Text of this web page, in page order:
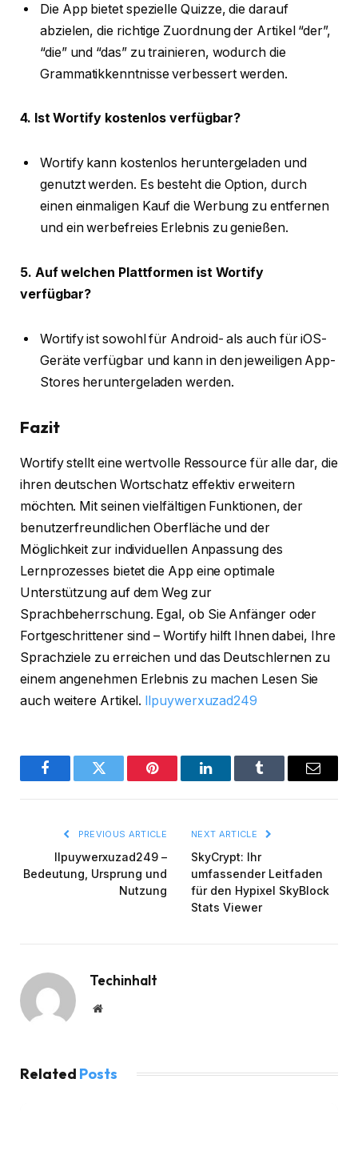
Die App bietet spezielle Quizze, die darauf
abzielen, die richtige Zuordnung der Artikel “der”,
“die” und “das” zu trainieren, wodurch die
Grammatikkenntnisse verbessert werden.
4. Ist Wortify kostenlos verfügbar?
Wortify kann kostenlos heruntergeladen und
genutzt werden. Es besteht die Option, durch
einen einmaligen Kauf die Werbung zu entfernen
und ein werbefreies Erlebnis zu genießen.
5. Auf welchen Plattformen ist Wortify
verfügbar?
Wortify ist sowohl für Android- als auch für iOS-
Geräte verfügbar und kann in den jeweiligen App-
Stores heruntergeladen werden.
Fazit
Wortify stellt eine wertvolle Ressource für alle dar, die
ihren deutschen Wortschatz effektiv erweitern
möchten. Mit seinen vielfältigen Funktionen, der
benutzerfreundlichen Oberfläche und der
Möglichkeit zur individuellen Anpassung des
Lernprozesses bietet die App eine optimale
Unterstützung auf dem Weg zur
Sprachbeherrschung. Egal, ob Sie Anfänger oder
Fortgeschrittener sind – Wortify hilft Ihnen dabei, Ihre
Sprachziele zu erreichen und das Deutschlernen zu
einem angenehmen Erlebnis zu machen Lesen Sie
auch weitere Artikel. llpuywerxuzad249
FacebookTwitter Pinterest LinkedInTumblr Email
PREVIOUS ARTICLE
llpuywerxuzad249 –
Bedeutung, Ursprung und
Nutzung
NEXT ARTICLE
SkyCrypt: Ihr
umfassender Leitfaden
für den Hypixel SkyBlock
Stats Viewer
Techinhalt
Website
Related Posts